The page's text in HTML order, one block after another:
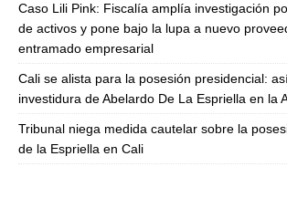
Caso Lili Pink: Fiscalía amplía investigación
de activos y pone bajo la lupa a nuevo
entramado empresarial
Cali se alista para la posesión presidencial:
investidura de Abelardo De La Espriella en la
Tribunal niega medida cautelar sobre la
de la Espriella en Cali